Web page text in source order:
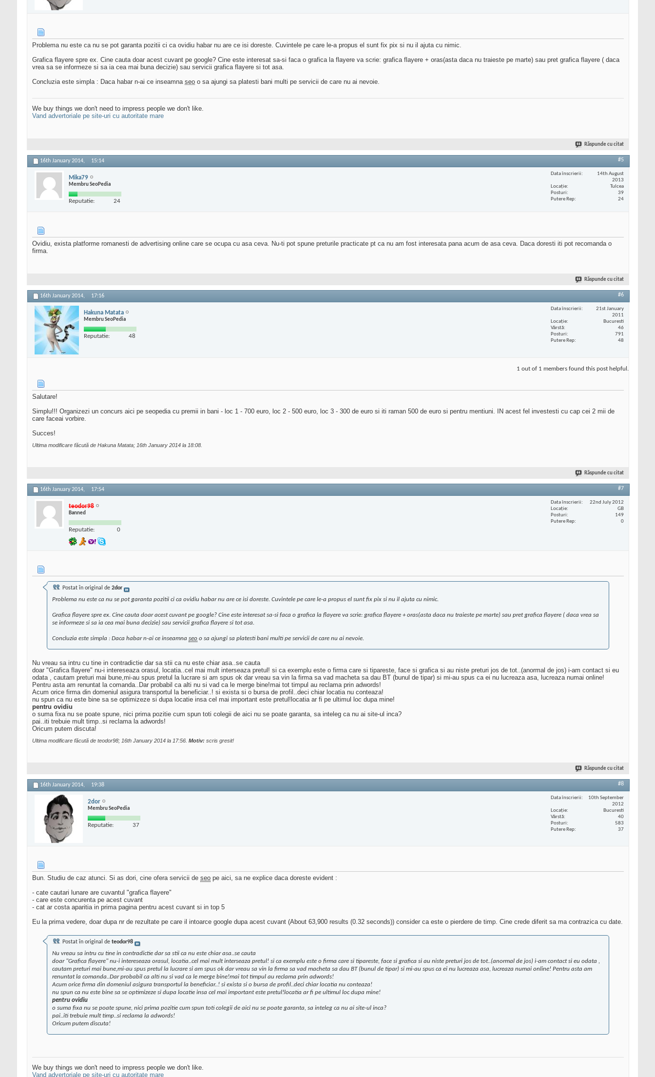
Problema nu este ca nu se pot garanta pozitii ci ca ovidiu habar nu are ce isi doreste. Cuvintele pe care le-a propus el sunt fix pix si nu il ajuta cu nimic.
Grafica flayere spre ex. Cine cauta doar acest cuvant pe google? Cine este interesat sa-si faca o grafica la flayere va scrie: grafica flayere + oras(asta daca nu traieste pe marte) sau pret grafica flayere ( daca
vrea sa se informeze si sa ia cea mai buna decizie) sau servicii grafica flayere si tot asa.
Concluzia este simpla : Daca habar n-ai ce inseamna seo o sa ajungi sa platesti bani multi pe servicii de care nu ai nevoie.
We buy things we don't need to impress people we don't like.
Vand advertoriale pe site-uri cu autoritate mare
Răspunde cu citat
16th January 2014, 15:14 #5
Mika79
Membru SeoPedia
Reputatie: 24
Data înscrierii
14th August
2013
Locaţie
Tulcea
Posturi
39
Putere Rep
24
Ovidiu, exista platforme romanesti de advertising online care se ocupa cu asa ceva. Nu-ti pot spune preturile practicate pt ca nu am fost interesata pana acum de asa ceva. Daca doresti iti pot recomanda o
firma.
Răspunde cu citat
16th January 2014, 17:16 #6
Hakuna Matata
Membru SeoPedia
Reputatie: 48
Data înscrierii
21st January
2011
Locaţie
Bucuresti
Vârstă
46
Posturi
791
Putere Rep
48
1 out of 1 members found this post helpful.
Salutare!
Simplu!!! Organizezi un concurs aici pe seopedia cu premii in bani - loc 1 - 700 euro, loc 2 - 500 euro, loc 3 - 300 de euro si iti raman 500 de euro si pentru mentiuni. IN acest fel investesti cu cap cei 2 mii de
care faceai vorbire.
Succes!
Ultima modificare făcută de Hakuna Matata; 16th January 2014 la 18:08
Răspunde cu citat
16th January 2014, 17:54 #7
teodor98
Banned
Reputatie: 0
Data înscrierii
22nd July 2012
Locaţie
GB
Posturi
149
Putere Rep
0
Postat în original de 2dor
Problema nu este ca nu se pot garanta pozitii ci ca ovidiu habar nu are ce isi doreste. Cuvintele pe care le-a propus el sunt fix pix si nu il ajuta cu nimic.
Grafica flayere spre ex. Cine cauta doar acest cuvant pe google? Cine este interesat sa-si faca o grafica la flayere va scrie: grafica flayere + oras(asta daca nu traieste pe marte) sau pret grafica flayere ( daca vrea sa
se informeze si sa ia cea mai buna decizie) sau servicii grafica flayere si tot asa.
Concluzia este simpla : Daca habar n-ai ce inseamna seo o sa ajungi sa platesti bani multi pe servicii de care nu ai nevoie.
Nu vreau sa intru cu tine in contradictie dar sa stii ca nu este chiar asa..se cauta
doar "Grafica flayere" nu-i intereseaza orasul, locatia..cel mai mult interseaza pretul! si ca exemplu este o firma care si tipareste, face si grafica si au niste preturi jos de tot..(anormal de jos) i-am contact si eu
odata , cautam preturi mai bune,mi-au spus pretul la lucrare si am spus ok dar vreau sa vin la firma sa vad macheta sa dau BT (bunul de tipar) si mi-au spus ca ei nu lucreaza asa, lucreaza numai online!
Pentru asta am renuntat la comanda..Dar probabil ca alti nu si vad ca le merge bine!mai tot timpul au reclama prin adwords!
Acum orice firma din domeniul asigura transportul la beneficiar..! si exista si o bursa de profil..deci chiar locatia nu conteaza!
nu spun ca nu este bine sa se optimizeze si dupa locatie insa cel mai important este pretul!locatia ar fi pe ultimul loc dupa mine!
pentru ovidiu
o suma fixa nu se poate spune, nici prima pozitie cum spun toti colegii de aici nu se poate garanta, sa inteleg ca nu ai site-ul inca?
pai..iti trebuie mult timp..si reclama la adwords!
Oricum putem discuta!
Ultima modificare făcută de teodor98; 16th January 2014 la 17:56 Motiv: scris gresit!
Răspunde cu citat
16th January 2014, 19:38 #8
2dor
Membru SeoPedia
Reputatie: 37
Data înscrierii
10th September
2012
Locaţie
Bucuresti
Vârstă
40
Posturi
583
Putere Rep
37
Bun. Studiu de caz atunci. Si as dori, cine ofera servicii de seo pe aici, sa ne explice daca doreste evident :
- cate cautari lunare are cuvantul "grafica flayere"
- care este concurenta pe acest cuvant
- cat ar costa aparitia in prima pagina pentru acest cuvant si in top 5
Eu la prima vedere, doar dupa nr de rezultate pe care il intoarce google dupa acest cuvant (About 63,900 results (0.32 seconds)) consider ca este o pierdere de timp. Cine crede diferit sa ma contrazica cu date.
Postat în original de teodor98
Nu vreau sa intru cu tine in contradictie dar sa stii ca nu este chiar asa..se cauta
doar "Grafica flayere" nu-i intereseaza orasul, locatia..cel mai mult interseaza pretul! si ca exemplu este o firma care si tipareste, face si grafica si au niste preturi jos de tot..(anormal de jos) i-am contact si eu odata ,
cautam preturi mai bune,mi-au spus pretul la lucrare si am spus ok dar vreau sa vin la firma sa vad macheta sa dau BT (bunul de tipar) si mi-au spus ca ei nu lucreaza asa, lucreaza numai online! Pentru asta am
renuntat la comanda..Dar probabil ca alti nu si vad ca le merge bine!mai tot timpul au reclama prin adwords!
Acum orice firma din domeniul asigura transportul la beneficiar..! si exista si o bursa de profil..deci chiar locatia nu conteaza!
nu spun ca nu este bine sa se optimizeze si dupa locatie insa cel mai important este pretul!locatia ar fi pe ultimul loc dupa mine!
pentru ovidiu
o suma fixa nu se poate spune, nici prima pozitie cum spun toti colegii de aici nu se poate garanta, sa inteleg ca nu ai site-ul inca?
pai..iti trebuie mult timp..si reclama la adwords!
Oricum putem discuta!
We buy things we don't need to impress people we don't like.
Vand advertoriale pe site-uri cu autoritate mare